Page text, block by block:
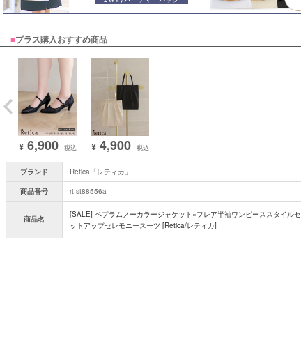
■プラス購入おすすめ商品
¥ 6,900 税込 ¥ 4,900 税込
ブランド
Retica「レティカ」
商品番号
rt-st88556a
商品名
[SALE] ペプラムノーカラージャケット×フレア半袖ワンピーススタイルセ
ットアップセレモニースーツ [Retica/レティカ]